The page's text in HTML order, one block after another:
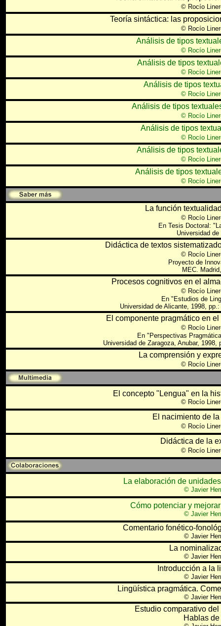
© Rocío
Teoría sintáctica: las
© Rocío
Análisis de tipos
© Rocío
Análisis de tipos
© Rocío
Análisis de tipos
© Rocío
Análisis de tipos
© Rocío
Análisis de tipos
© Rocío
Análisis de tipos
© Rocío
Análisis de tipos
© Rocío
La función
© Rocío
En Tesis Doctoral:
Universidad
Didáctica de textos
© Rocío
Proyecto de
MEC.
Procesos cognitivos en el
© Rocío
En "Estudios de
Universidad de Alicante, 1998,
El componente pragmático en
© Rocío
En "Perspectivas
Universidad de Zaragoza, Anubar,
La comprensión y
© Rocío
El concepto "Lengua" en la
© Rocío
El nacimiento de
© Rocío
Didáctica de la
© Rocío
La elaboración de
© Javier
Cómo potenciar y
© Javier
Comentario fonético-
© Javier
La
© Javier
Introducción a la
© Javier
Lingüística pragmática.
© Javier
Estudio comparativo
Hablas